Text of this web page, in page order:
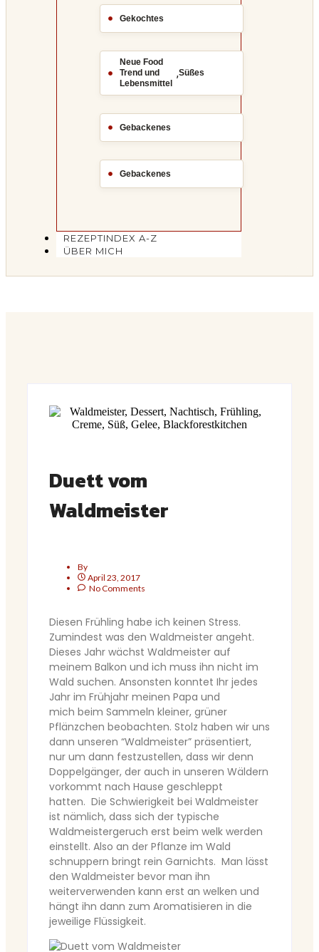
Gekochtes
Neue Food
Trend und
Lebensmittel
,Süßes
Gebackenes
Gebackenes
REZEPTINDEX A-Z
ÜBER MICH
Duett vom
Waldmeister
By
April 23, 2017
No Comments
Diesen Frühling habe ich keinen Stress.
Zumindest was den Waldmeister angeht.
Dieses Jahr wächst Waldmeister auf
meinem Balkon und ich muss ihn nicht im
Wald suchen. Ansonsten konntet Ihr jedes
Jahr im Frühjahr meinen Papa und
mich beim Sammeln kleiner, grüner
Pflänzchen beobachten. Stolz haben wir uns
dann unseren “Waldmeister” präsentiert,
nur um dann festzustellen, dass wir denn
Doppelgänger, der auch in unseren Wäldern
vorkommt nach Hause geschleppt
hatten. Die Schwierigkeit bei Waldmeister
ist nämlich, dass sich der typische
Waldmeistergeruch erst beim welk werden
einstellt. Also an der Pflanze im Wald
schnuppern bringt rein Garnichts. Man lässt
den Waldmeister bevor man ihn
weiterverwenden kann erst an welken und
hängt ihn dann zum Aromatisieren in die
jeweilige Flüssigkeit.